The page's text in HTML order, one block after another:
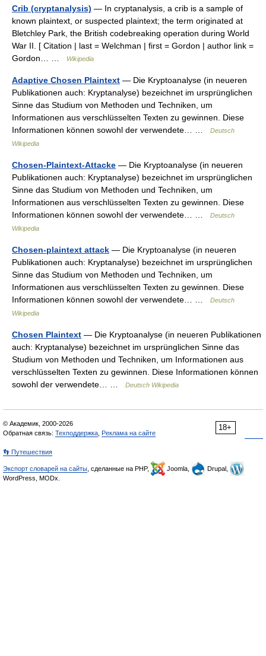
Crib (cryptanalysis) — In cryptanalysis, a crib is a sample of
known plaintext, or suspected plaintext; the term originated at
Bletchley Park, the British codebreaking operation during World
War II. [ Citation | last = Welchman | first = Gordon | author link =
Gordon… …
Wikipedia
Adaptive Chosen Plaintext — Die Kryptoanalyse (in neueren
Publikationen auch: Kryptanalyse) bezeichnet im ursprünglichen
Sinne das Studium von Methoden und Techniken, um
Informationen aus verschlüsselten Texten zu gewinnen. Diese
Informationen können sowohl der verwendete… …
Deutsch
Wikipedia
Chosen-Plaintext-Attacke — Die Kryptoanalyse (in neueren
Publikationen auch: Kryptanalyse) bezeichnet im ursprünglichen
Sinne das Studium von Methoden und Techniken, um
Informationen aus verschlüsselten Texten zu gewinnen. Diese
Informationen können sowohl der verwendete… …
Deutsch
Wikipedia
Chosen-plaintext attack — Die Kryptoanalyse (in neueren
Publikationen auch: Kryptanalyse) bezeichnet im ursprünglichen
Sinne das Studium von Methoden und Techniken, um
Informationen aus verschlüsselten Texten zu gewinnen. Diese
Informationen können sowohl der verwendete… …
Deutsch
Wikipedia
Chosen Plaintext — Die Kryptoanalyse (in neueren Publikationen
auch: Kryptanalyse) bezeichnet im ursprünglichen Sinne das
Studium von Methoden und Techniken, um Informationen aus
verschlüsselten Texten zu gewinnen. Diese Informationen können
sowohl der verwendete… …
Deutsch Wikipedia
18+
© Академик, 2000-2026
Обратная связь: Техподдержка Реклама на сайте
👣 Путешествия
Экспорт словарей на сайты , сделанные на PHP, Joomla,
Drupal,
WordPress, MODx.